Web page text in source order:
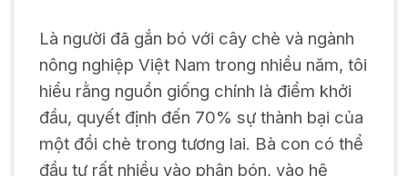
Là người đã gắn bó với cây chè và ngành
nông nghiệp Việt Nam trong nhiều năm, tôi
hiểu rằng nguồn giống chính là điểm khởi
đầu, quyết định đến 70% sự thành bại của
một đồi chè trong tương lai. Bà con có thể
đầu tư rất nhiều vào phân bón, vào hệ